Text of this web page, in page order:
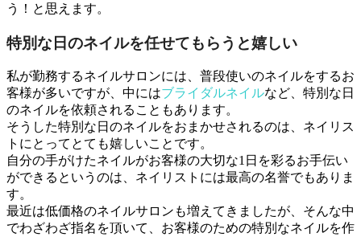
う！と思えます。
特別な日のネイルを任せてもらうと嬉しい
私が勤務するネイルサロンには、普段使いのネイルをするお
客様が多いですが、中にはブライダルネイルなど、特別な日
のネイルを依頼されることもあります。
そうした特別な日のネイルをおまかせされるのは、ネイリス
トにとってとても嬉しいことです。
自分の手がけたネイルがお客様の大切な1日を彩るお手伝い
ができるというのは、ネイリストには最高の名誉でもありま
す。
最近は低価格のネイルサロンも増えてきましたが、そんな中
でわざわざ指名を頂いて、お客様のための特別なネイルを作